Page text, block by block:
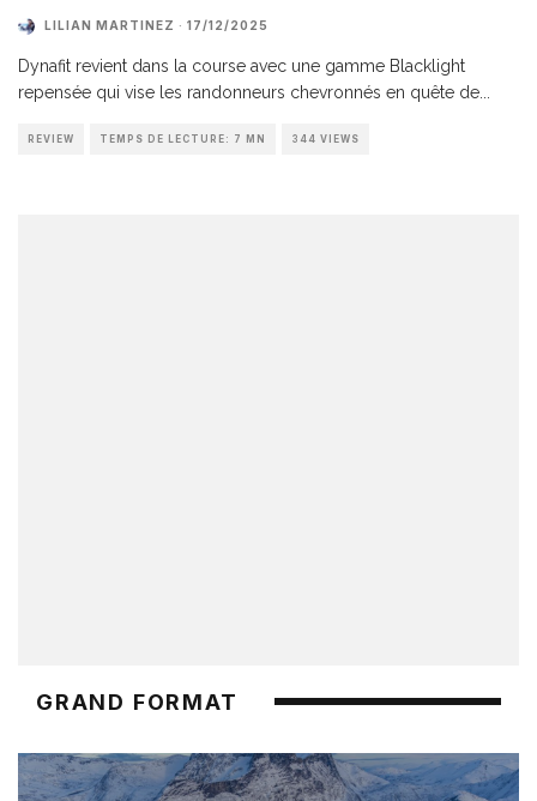
LILIAN MARTINEZ · 17/12/2025
Dynafit revient dans la course avec une gamme Blacklight
repensée qui vise les randonneurs chevronnés en quête de
REVIEW TEMPS DE LECTURE: 7 MN 344 VIEWS
GRAND FORMAT